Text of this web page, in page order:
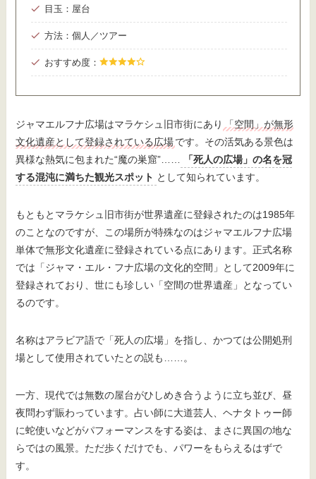
目玉：屋台
方法：個人／ツアー
おすすめ度：
ジャマエルフナ広場はマラケシュ旧市街にあり 「空間」が無形
文化遺産として登録されている広場です。その活気ある景色は
異様な熱気に包まれた“魔の巣窟”……
「死人の広場」の名を冠
する混沌に満ちた観光スポット として知られています。
もともとマラケシュ旧市街が世界遺産に登録されたのは1985年
のことなのですが、この場所が特殊なのはジャマエルフナ広場
単体で無形文化遺産に登録されている点にあります。正式名称
では「ジャマ・エル・フナ広場の文化的空間」として2009年に
登録されており、世にも珍しい「空間の世界遺産」となってい
るのです。
名称はアラビア語で「死人の広場」を指し、かつては公開処刑
場として使用されていたとの説も……。
一方、現代では無数の屋台がひしめき合うように立ち並び、昼
夜問わず賑わっています。占い師に大道芸人、ヘナタトゥー師
に蛇使いなどがパフォーマンスをする姿は、まさに異国の地な
らではの風景。ただ歩くだけでも、パワーをもらえるはずで
す。